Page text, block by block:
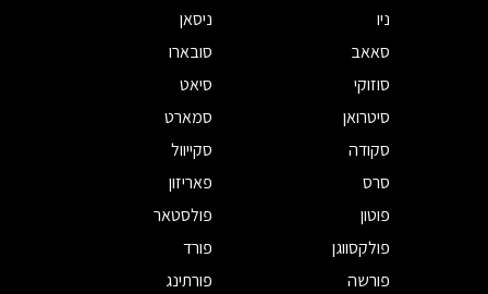
ניו
ניסאן
סאאב
סובארו
סוזוקי
סיאט
סיטרואן
סמארט
סקודה
סקייוול
סרס
פאריזון
פוטון
פולסטאר
פולקסווגן
פורד
פורשה
פורתינג